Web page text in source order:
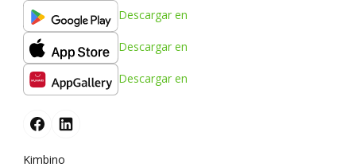
Descargar en
Descargar en
Descargar en
Kimbino